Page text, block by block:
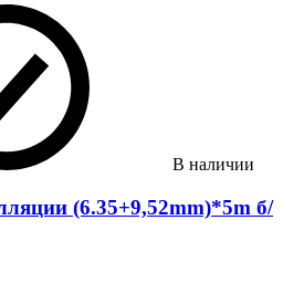
В наличии
(6.35+9,52mm)*5m б/